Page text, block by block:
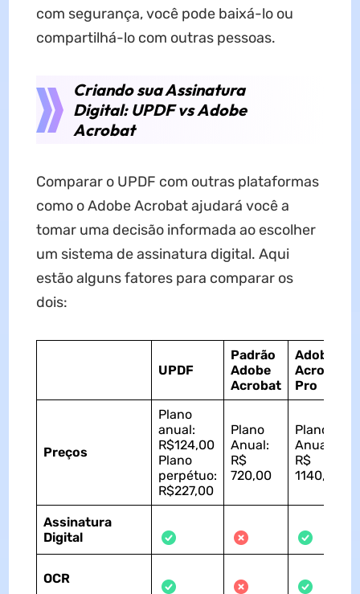
com segurança, você pode baixá-lo ou
compartilhá-lo com outras pessoas.
Criando sua Assinatura
Digital: UPDF vs Adobe
Acrobat
Comparar o UPDF com outras plataformas
como o Adobe Acrobat ajudará você a
tomar uma decisão informada ao escolher
um sistema de assinatura digital. Aqui
estão alguns fatores para comparar os
dois:
UPDF
Padrão
Adobe
Acrobat
Adobe
Acrobat
Pro
Preços
Plano
anual:
R$124,00
Plano
perpétuo:
R$227,00
Plano
Anual:
R$
720,00
Plano
Anual:
R$
1140,00
Assinatura
Digital
OCR